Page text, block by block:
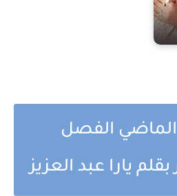
الماضي الفصل
يارا عبد العزيز